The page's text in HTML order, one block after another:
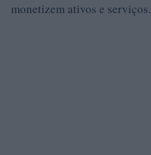
monetizem ativos e serviços.